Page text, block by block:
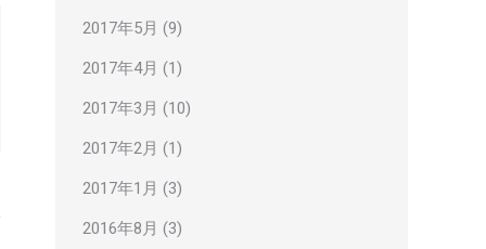
2017年5月 (9)
2017年4月 (1)
2017年3月 (10)
2017年2月 (1)
2017年1月 (3)
2016年8月 (3)